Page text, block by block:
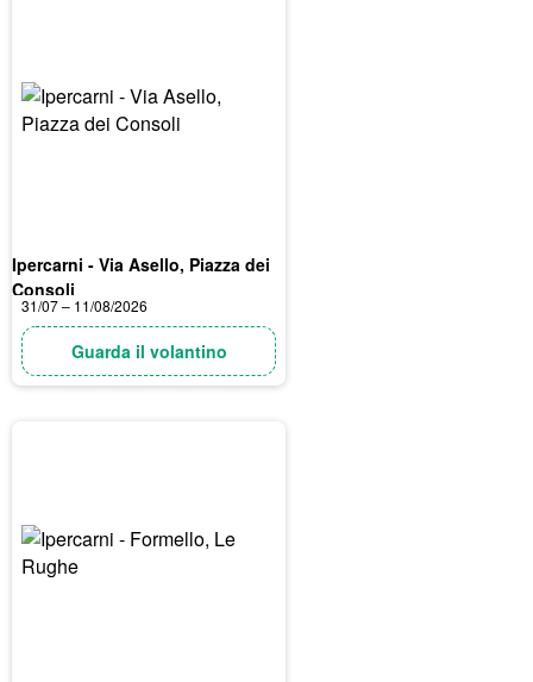
Ipercarni - Via Asello, Piazza dei
Consoli
31/07 – 11/08/2026
Guarda il volantino